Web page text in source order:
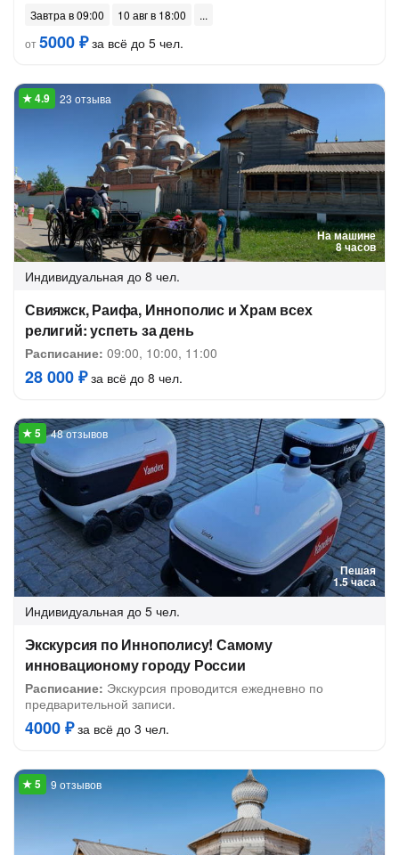
Завтра в 09:00
10 авг в 18:00
от5000 ₽за всё до 5 чел.
На машине
8 часов
23 отзыва
Индивидуальная до 8 чел.
Свияжск, Раифа, Иннополис и Храм всех
религий: успеть за день
Расписание: 09:00, 10:00, 11:00
28 000 ₽за всё до 8 чел.
Пешая
1.5 часа
48 отзывов
Индивидуальная до 5 чел.
Экскурсия по Иннополису! Самому
инновационому городу России
Расписание: Экскурсия проводится ежедневно по
предварительной записи.
4000 ₽за всё до 3 чел.
9 отзывов